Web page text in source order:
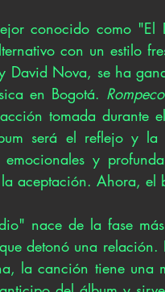
conocido como "El
con un estilo
David Nova, se ha
en Bogotá.
tomada durante
será el reflejo y la
emocionales y
aceptación. Ahora, el
nace de la fase
detonó una
la canción tiene